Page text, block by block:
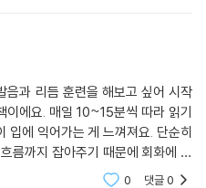
세운 목표를 마음에 되새기면서
’에 대한 뚜렷한 목표 의식이 생깁
에 ‘중독’되어 갈 것입니다.
음과 리듬 훈련을 해보고 싶어 시작
이에요. 매일 10~15분씩 따라 읽기
입에 익어가는 게 느껴져요. 단순히
름까지 잡아주기 때문에 회화에 자
하며 ‘영어는 함께 소리 내야 늘 수
0 댓글0